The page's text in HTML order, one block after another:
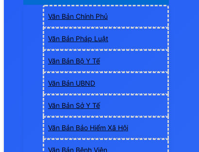
Văn Bản Chính Phủ
Văn Bản Pháp Luật
Văn Bản Bộ Y Tế
Văn Bản UBND
Văn Bản Sở Y Tế
Văn Bản Bảo Hiểm Xã Hội
Văn Bản Bệnh Viện